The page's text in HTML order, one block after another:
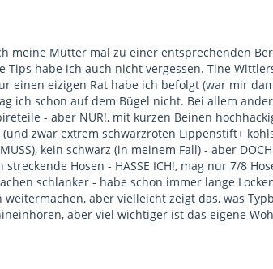
meine Mutter mal zu einer entsprechenden
Tips habe ich auch nicht vergessen. Tine
einen eizigen Rat habe ich befolgt (war mir
ich schon auf dem Bügel nicht. Bei allem
- aber NUR!, mit kurzen Beinen
zwar extrem schwarzroten Lippenstift+
kein schwarz (in meinem Fall) - aber
Hosen - HASSE ICH!, mag nur 7/8
schlanker - habe schon immer lange
weitermachen, aber vielleicht zeigt das, was
aber viel wichtiger ist das eigene